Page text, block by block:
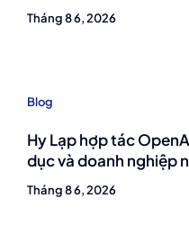
Tháng 8 6, 2026
Blog
Hy Lạp hợp tác
dục và doanh nghiệp
Tháng 8 6, 2026